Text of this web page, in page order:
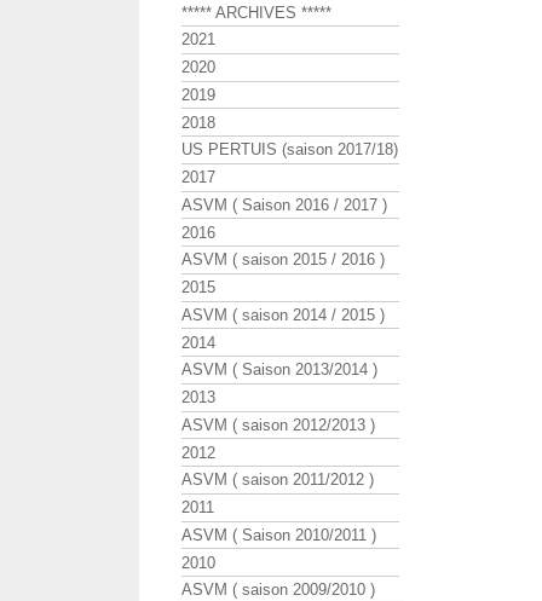
***** ARCHIVES *****
2021
2020
2019
2018
US PERTUIS (saison 2017/18)
2017
ASVM ( Saison 2016 / 2017 )
2016
ASVM ( saison 2015 / 2016 )
2015
ASVM ( saison 2014 / 2015 )
2014
ASVM ( Saison 2013/2014 )
2013
ASVM ( saison 2012/2013 )
2012
ASVM ( saison 2011/2012 )
2011
ASVM ( Saison 2010/2011 )
2010
ASVM ( saison 2009/2010 )